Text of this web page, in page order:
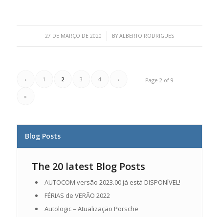
27 DE MARÇO DE 2020
/ BY ALBERTO RODRIGUES
Page 2 of 9
‹ 1 2 3 4 ›
»
Blog Posts
The 20 latest Blog Posts
AUTOCOM versão 2023.00 já está DISPONÍVEL!
FÉRIAS de VERÃO 2022
Autologic – Atualização Porsche